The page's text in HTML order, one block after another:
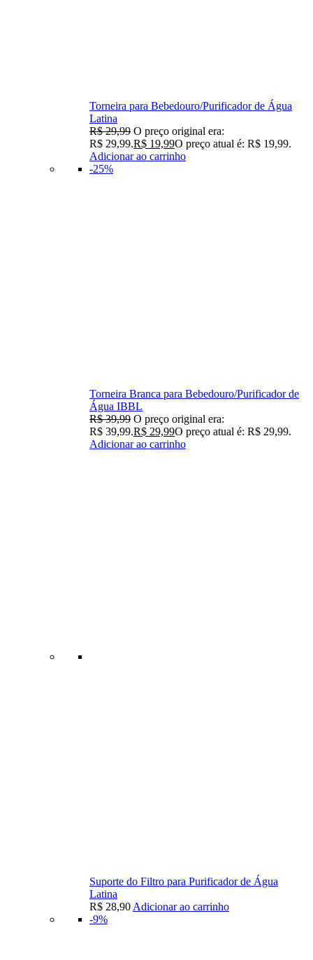
Torneira para Bebedouro/Purificador de Água
Latina
R$29,99 O preço original era:
R$ 29,99.R$ 19,99O preço atual é: R$ 19,99.
Adicionar ao carrinho
-25%
Torneira Branca para Bebedouro/Purificador de
Água IBBL
R$39,99 O preço original era:
R$ 39,99.R$ 29,99O preço atual é: R$ 29,99.
Adicionar ao carrinho
Suporte do Filtro para Purificador de Água
Latina
R$ 28,90 Adicionar ao carrinho
-9%